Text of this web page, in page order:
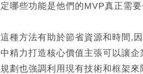
定哪些功能是他們的MVP真正需要
這種方法有助於節省資源和時間,
中精力打造核心價值主張可以讓
規劃也強調利用現有技術和框架來